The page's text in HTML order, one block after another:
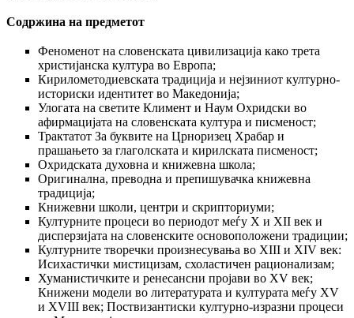
Содржина на предметот
Феноменот на словенската цивилизација како трета
христијанска култура во Европа;
Кирилометодиевската традиција и нејзиниот културно-
историски идентитет во Македонија;
Улогата на светите Климент и Наум Охридски во
афирмацијата на словенската култура и писменост;
Трактатот За буквите на Црноризец Храбар и
прашањето за глаголската и кирилската писменост;
Охридската духовна и книжевна школа;
Оригинална, преводна и препишувачка книжевна
традиција;
Книжевни школи, центри и скрипториуми;
Културните процеси во периодот меѓу X и XII век и
дисперзијата на словенските основоположени традиции;
Културните творечки произнесувања во XIII и XIV век:
Исихастички мистицизам, схоластичен рационализам;
Хуманистичките и ренесансни пројави во XV век;
Книжени модели во литературата и културата меѓу XV
и XVIII век; Поствизантиски културно-изразни процеси